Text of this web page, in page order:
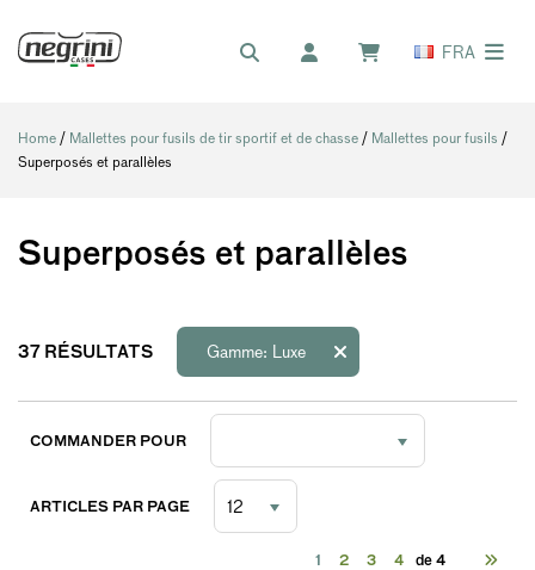
FRA
Home / Mallettes pour fusils de tir sportif et de chasse / Mallettes pour fusils /
Superposés et parallèles
Superposés et parallèles
37 RÉSULTATS Gamme: Luxe
COMMANDER POUR
ARTICLES PAR PAGE
1 2 3 4 de 4